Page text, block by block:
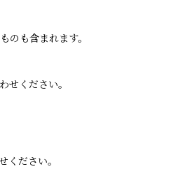
のも含まれます。
せください。
ださい。